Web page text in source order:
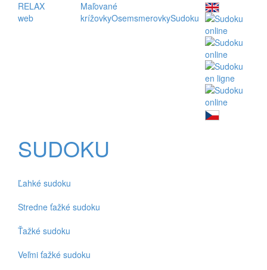
RELAX
web
Maľované
krížovkyOsemsmerovkySudoku
SUDOKU
Ľahké sudoku
Stredne ťažké sudoku
Ťažké sudoku
Veľmi ťažké sudoku